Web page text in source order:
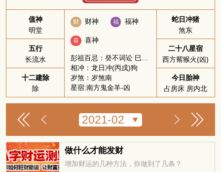
值神
明堂
五行
长流水
十二建除
除
财 财神 福 福神
喜 喜神
彭祖百忌：癸不词讼 巳不远行
相冲：龙日冲(丙戌)狗
岁煞：岁煞南
星宿:南方鬼金羊-凶
蛇日冲猪
煞东
二十八星宿
西方觜猴火(凶)
今日胎神
占房床 房内北
做什么才能发财
增加财运的几种方法，你做到了几条？